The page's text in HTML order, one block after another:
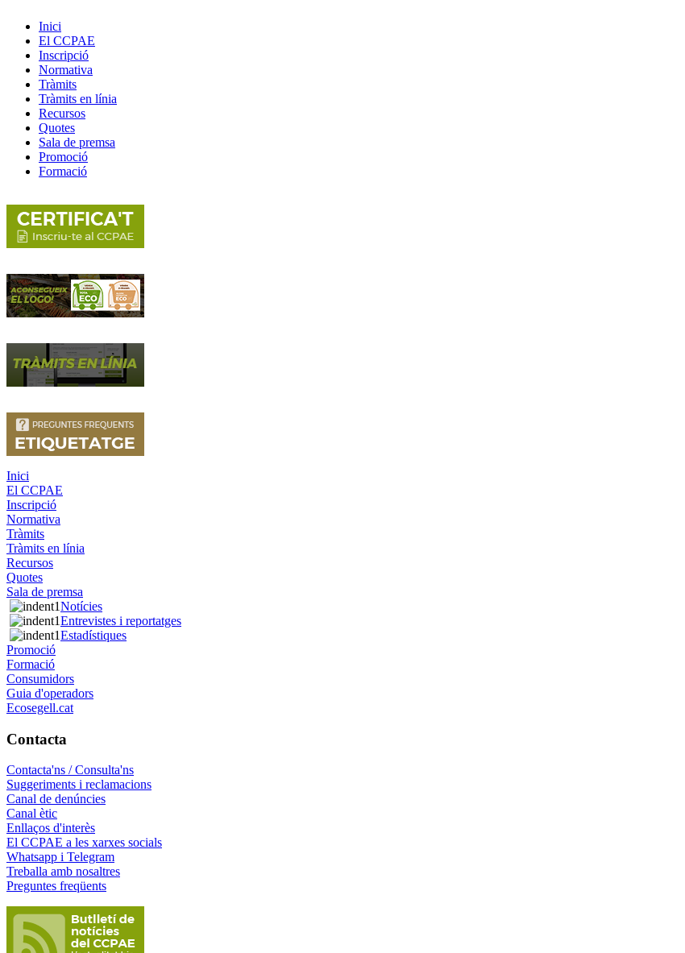
Inici
El CCPAE
Inscripció
Normativa
Tràmits
Tràmits en línia
Recursos
Quotes
Sala de premsa
Promoció
Formació
Inici
El CCPAE
Inscripció
Normativa
Tràmits
Tràmits en línia
Recursos
Quotes
Sala de premsa
Notícies
Entrevistes i reportatges
Estadístiques
Promoció
Formació
Consumidors
Guia d'operadors
Ecosegell.cat
Contacta
Contacta'ns / Consulta'ns
Suggeriments i reclamacions
Canal de denúncies
Canal ètic
Enllaços d'interès
El CCPAE a les xarxes socials
Whatsapp i Telegram
Treballa amb nosaltres
Preguntes freqüents